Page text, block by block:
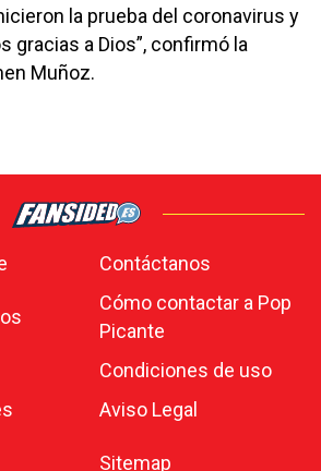
la prueba del coronavirus y
gracias a Dios”, confirmó la
Muñoz.
Contáctanos
Cómo contactar a Pop
Picante
Condiciones de uso
Aviso Legal
Sitemap